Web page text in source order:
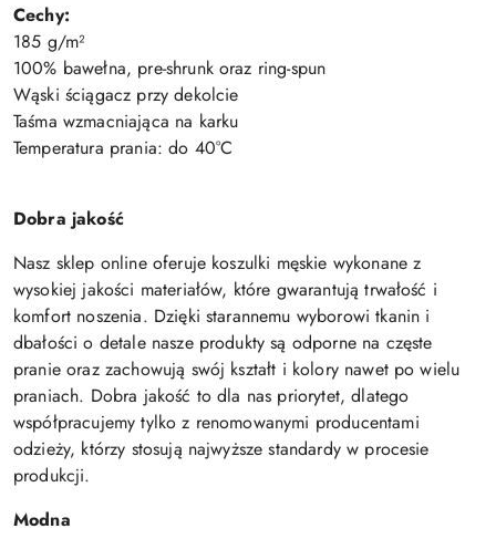
Cechy:
185 g/m²
100% bawełna, pre-shrunk oraz ring-spun
Wąski ściągacz przy dekolcie
Taśma wzmacniająca na karku
Temperatura prania: do 40°C
Dobra jakość
Nasz sklep online oferuje koszulki męskie wykonane z
wysokiej jakości materiałów, które gwarantują trwałość i
komfort noszenia. Dzięki starannemu wyborowi tkanin i
dbałości o detale nasze produkty są odporne na częste
pranie oraz zachowują swój kształt i kolory nawet po wielu
praniach. Dobra jakość to dla nas priorytet, dlatego
współpracujemy tylko z renomowanymi producentami
odzieży, którzy stosują najwyższe standardy w procesie
produkcji.
Modna